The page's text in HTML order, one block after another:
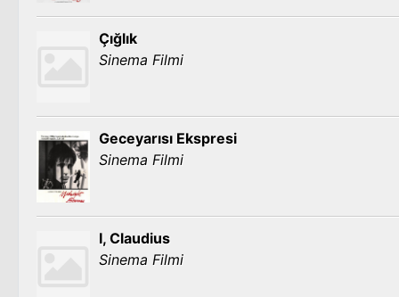
Çığlık
Sinema Filmi
Geceyarısı Ekspresi
Sinema Filmi
I, Claudius
Sinema Filmi